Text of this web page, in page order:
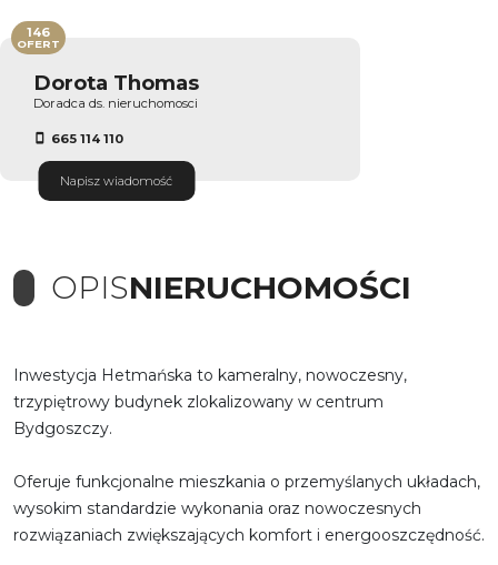
Dorota Thomas
Doradca ds. nieruchomosci
665 114 110
Napisz wiadomość
146
OFERT
OPISNIERUCHOMOŚCI
Inwestycja Hetmańska to kameralny, nowoczesny,
trzypiętrowy budynek zlokalizowany w centrum
Bydgoszczy.
Oferuje funkcjonalne mieszkania o przemyślanych układach,
wysokim standardzie wykonania oraz nowoczesnych
rozwiązaniach zwiększających komfort i energooszczędność.